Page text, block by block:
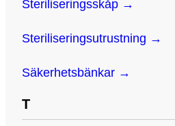
Steriliseringsskåp →
Steriliseringsutrustning →
Säkerhetsbänkar →
T